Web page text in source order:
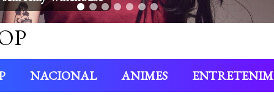
NACIONAL ANIMES